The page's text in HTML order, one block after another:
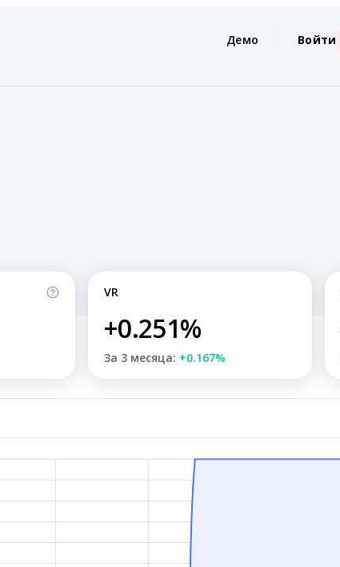
Демо Войти
VR
+0.251%
За 3 месяца: +0.167%